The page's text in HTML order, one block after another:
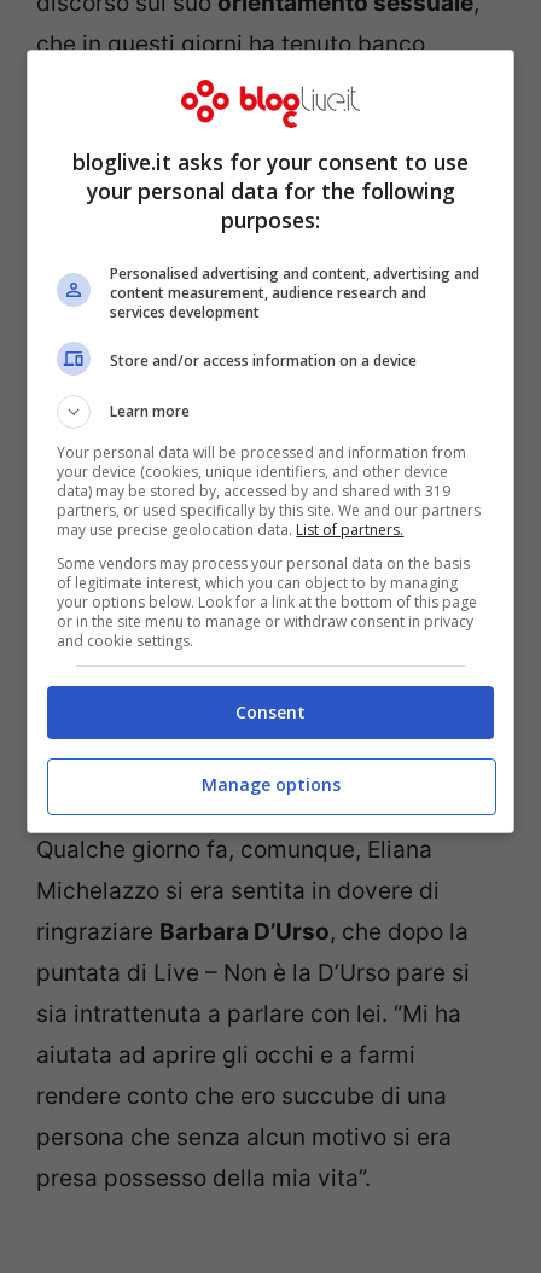
che in questi giorni ha tenuto banco
insieme al caso Pamela Prati. “Ma se io
sono etero o non etero a voi che problemi
crea? Fatevi un esame di coscienza e
ricordatevi che io sono sempre una donna,
potete buttare fogna addosso.
Vergognatevi! Questa è una patologia
importante e non è da sottovalutare.
Basta! Ho vissuto dieci anni come una
stupida e ancora oggi me ne pento”.
Qualche giorno fa, comunque, Eliana
Michelazzo si era sentita in dovere di
ringraziare Barbara D’Urso, che dopo la
puntata di Live – Non è la D’Urso pare si
sia intrattenuta a parlare con lei. “Mi ha
aiutata ad aprire gli occhi e a farmi
rendere conto che ero succube di una
persona che senza alcun motivo si era
presa possesso della mia vita”.
bloglive.it asks for your consent to use
your personal data for the following
purposes:
Personalised advertising and content, advertising and
content measurement, audience research and
services development
Store and/or access information on a device
Learn more
Your personal data will be processed and information from
your device (cookies, unique identifiers, and other device
data) may be stored by, accessed by and shared with 319
partners, or used specifically by this site. We and our partners
may use precise geolocation data. List of partners.
Some vendors may process your personal data on the basis
of legitimate interest, which you can object to by managing
your options below. Look for a link at the bottom of this page
or in the site menu to manage or withdraw consent in privacy
and cookie settings.
Consent
Manage options